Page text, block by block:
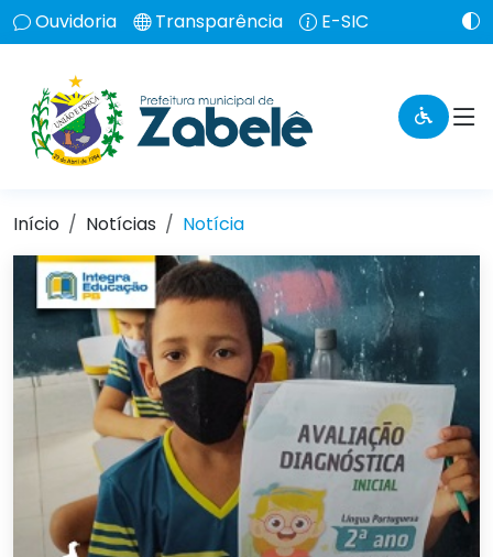
Ouvidoria Transparência E-SIC
Início Notícias Notícia